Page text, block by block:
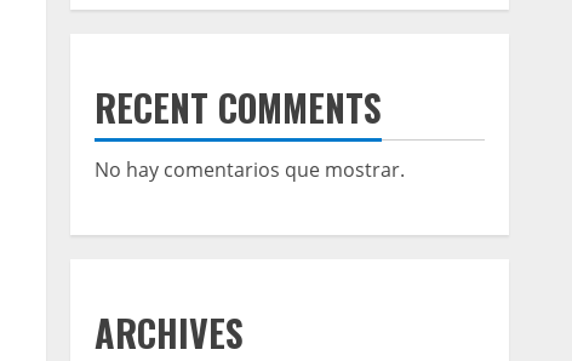
RECENT COMMENTS
No hay comentarios que mostrar.
ARCHIVES